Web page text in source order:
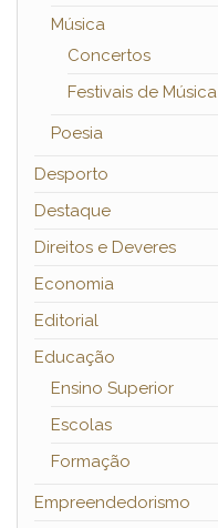
Música
Concertos
Festivais de Música
Poesia
Desporto
Destaque
Direitos e Deveres
Economia
Editorial
Educação
Ensino Superior
Escolas
Formação
Empreendedorismo